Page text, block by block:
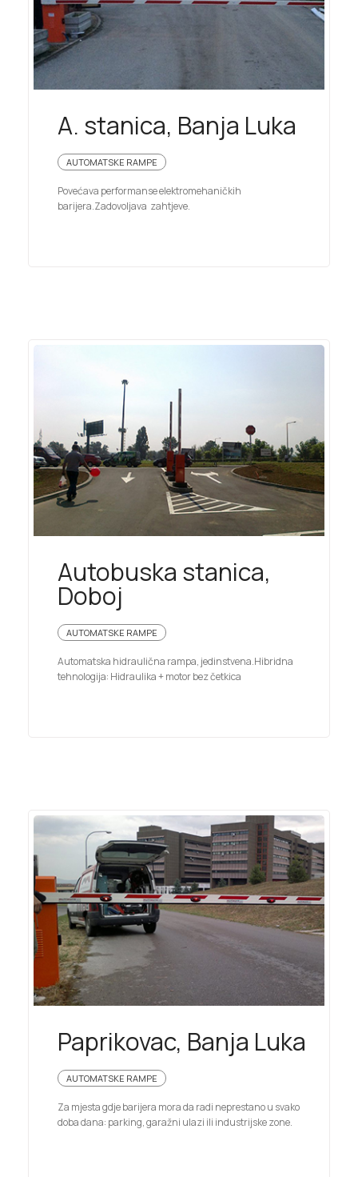
A. stanica, Banja Luka
AUTOMATSKE RAMPE
Povećava performanse elektromehaničkih
barijera.Zadovoljava zahtjeve.
Autobuska stanica,
Doboj
AUTOMATSKE RAMPE
Automatska hidraulična rampa, jedinstvena.Hibridna
tehnologija: Hidraulika + motor bez četkica
Paprikovac, Banja Luka
AUTOMATSKE RAMPE
Za mjesta gdje barijera mora da radi neprestano u svako
doba dana: parking, garažni ulazi ili industrijske zone.